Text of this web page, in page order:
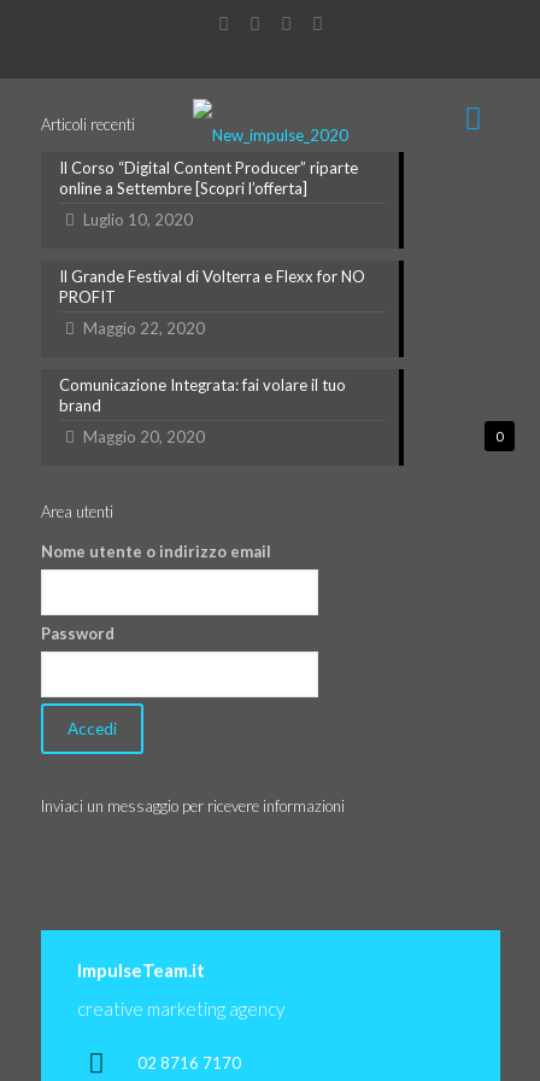
Articoli recenti
Il Corso “Digital Content Producer” riparte
online a Settembre [Scopri l’offerta]
Luglio 10, 2020
Il Grande Festival di Volterra e Flexx for NO
PROFIT
Maggio 22, 2020
0
Comunicazione Integrata: fai volare il tuo
brand
Maggio 20, 2020
Area utenti
Nome utente o indirizzo email
Password
Inviaci un messaggio per ricevere informazioni
ImpulseTeam.it
creative marketing agency
02 8716 7170